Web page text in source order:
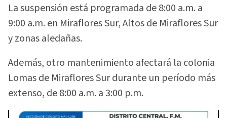
La suspensión está programada de 8:00 a.m. a
9:00 a.m. en Miraflores Sur, Altos de Miraflores Sur
y zonas aledañas.
Además, otro mantenimiento afectará la colonia
Lomas de Miraflores Sur durante un período más
extenso, de 8:00 a.m. a 3:00 p.m.